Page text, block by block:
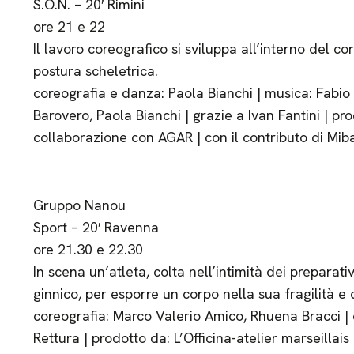
S.O.N. – 20′ Rimini
ore 21 e 22
Il lavoro coreografico si sviluppa all’interno del
postura scheletrica.
coreografia e danza: Paola Bianchi | musica:
Barovero, Paola Bianchi | grazie a Ivan Fantini |
collaborazione con AGAR | con il contributo di
Gruppo Nanou
Sport – 20′ Ravenna
ore 21.30 e 22.30
In scena un’atleta, colta nell’intimità dei
ginnico, per esporre un corpo nella sua fragilità
coreografia: Marco Valerio Amico, Rhuena Bracci
Rettura | prodotto da: L’Officina-atelier